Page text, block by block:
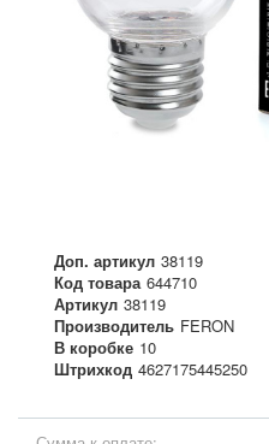
Доп. артикул 38119
Код товара 644710
Артикул 38119
Производитель FERON
В коробке 10
Штрихкод 4627175445250